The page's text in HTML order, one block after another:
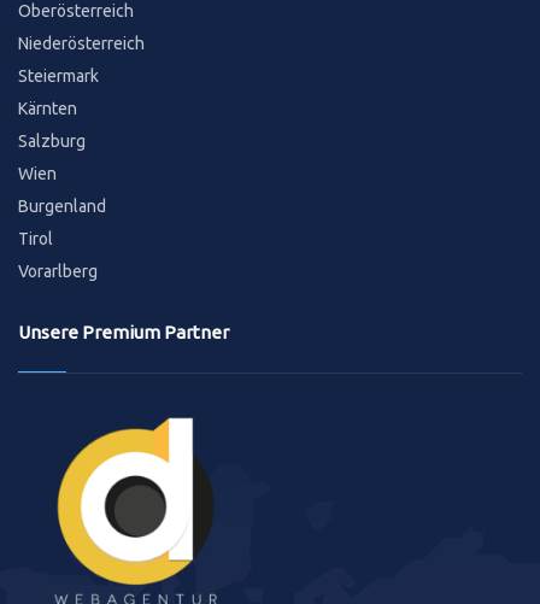
Oberösterreich
Niederösterreich
Steiermark
Kärnten
Salzburg
Wien
Burgenland
Tirol
Vorarlberg
Unsere Premium Partner